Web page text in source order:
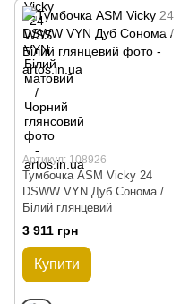
Артикул: 108926
Тумбочка ASM Vicky 24
DSWW VYN Дуб Сонома /
Білий глянцевий
3 911 грн
Купити